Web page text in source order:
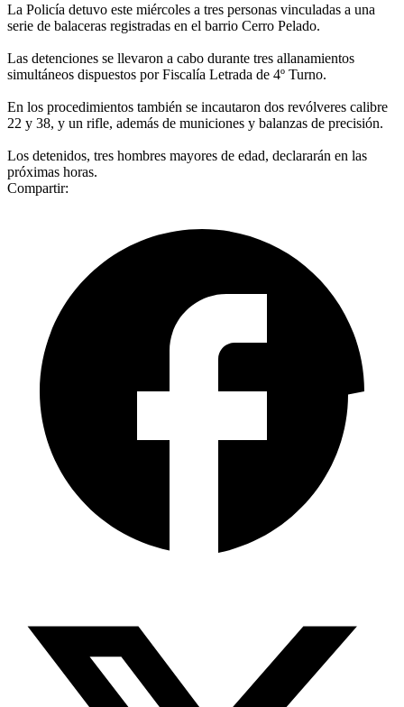
La Policía detuvo este miércoles a tres personas vinculadas a una
serie de balaceras registradas en el barrio Cerro Pelado.
Las detenciones se llevaron a cabo durante tres allanamientos
simultáneos dispuestos por Fiscalía Letrada de 4º Turno.
En los procedimientos también se incautaron dos revólveres calibre
22 y 38, y un rifle, además de municiones y balanzas de precisión.
Los detenidos, tres hombres mayores de edad, declararán en las
próximas horas.
Compartir: